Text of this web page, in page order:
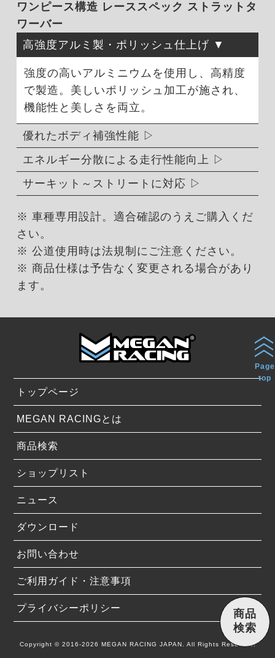
ワンピース構造 レーススペック ストラットタ
ワーバー
高強度アルミ製・ポリッシュ仕上げ
強度の高いアルミニウムを使用し、高精度
で製造。美しいポリッシュ加工が施され、
機能性と美しさを両立。
優れたボディ補強性能
エネルギー分散による走行性能向上
サーキット～ストリートに対応
※ 車種専用設計。適合確認のうえご購入くだ
さい。
※ 公道使用時は法規制にご注意ください。
※ 商品仕様は予告なく変更される場合があり
ます。
トップページ
MEGAN RACINGとは
商品検索
ショップリスト
ニュース
ダウンロード
お問い合わせ
ご利用ガイド・注意事項
プライバシーポリシー
Copyright © 2016-2026 MEGAN RACING JAPAN. All Rights Reserved.
Page
top
商品
検索